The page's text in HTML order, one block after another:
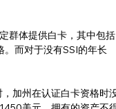
群体提供白卡，其中包括
而对于没有SSI的年长
加州在认证白卡资格时